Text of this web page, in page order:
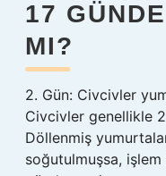
17
MI?
2. Gün: Civcivler
Civcivler genellikle
Döllenmiş
soğutulmuşsa,